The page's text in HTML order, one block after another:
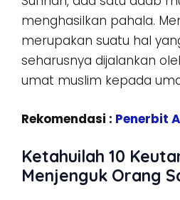
menghasilkan pahala.
merupakan suatu hal
seharusnya dijalankan
umat muslim kepada
Rekomendasi : Penerbit
Ketahuilah 10
Menjenguk Orang